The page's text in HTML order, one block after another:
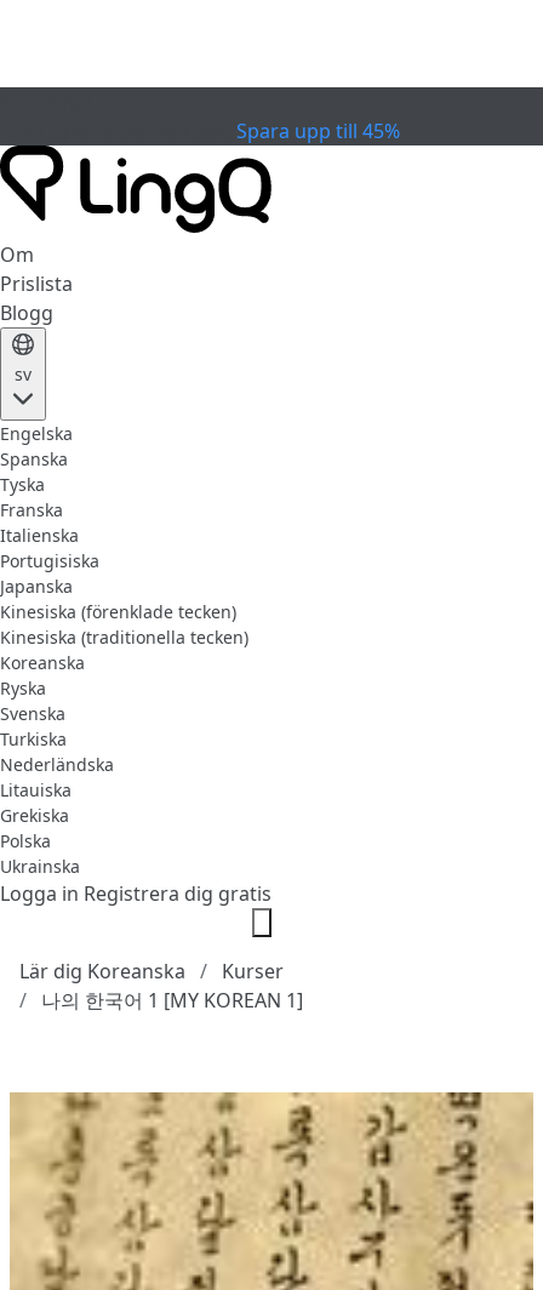
Spara upp till 45%
Om
Prislista
Blogg
sv
Engelska
Spanska
Tyska
Franska
Italienska
Portugisiska
Japanska
Kinesiska (förenklade tecken)
Kinesiska (traditionella tecken)
Koreanska
Ryska
Svenska
Turkiska
Nederländska
Litauiska
Grekiska
Polska
Ukrainska
Logga in Registrera dig gratis
Lär dig Koreanska
Kurser
나의 한국어 1 [MY KOREAN 1]